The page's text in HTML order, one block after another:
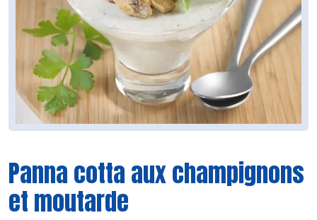
Panna cotta aux champignons
et moutarde